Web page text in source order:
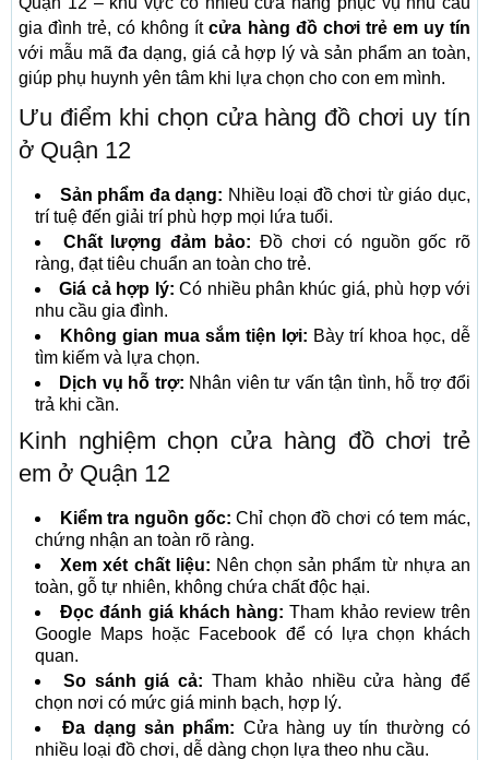
gia đình trẻ, có không ítcửa hàng đồ chơi trẻ em uy tín
với mẫu mã đa dạng, giá cả hợp lý và sản phẩm an toàn,
giúp phụ huynh yên tâm khi lựa chọn cho con em mình.
Ưu điểm khi chọn cửa hàng đồ chơi uy tín
ở Quận 12
Sản phẩm đa dạng: Nhiều loại đồ chơi từ giáo dục,
trí tuệ đến giải trí phù hợp mọi lứa tuổi.
Chất lượng đảm bảo: Đồ chơi có nguồn gốc rõ
ràng, đạt tiêu chuẩn an toàn cho trẻ.
Giá cả hợp lý: Có nhiều phân khúc giá, phù hợp với
nhu cầu gia đình.
Không gian mua sắm tiện lợi: Bày trí khoa học, dễ
tìm kiếm và lựa chọn.
Dịch vụ hỗ trợ: Nhân viên tư vấn tận tình, hỗ trợ đổi
trả khi cần.
Kinh nghiệm chọn cửa hàng đồ chơi trẻ
em ở Quận 12
Kiểm tra nguồn gốc: Chỉ chọn đồ chơi có tem mác,
chứng nhận an toàn rõ ràng.
Xem xét chất liệu: Nên chọn sản phẩm từ nhựa an
toàn, gỗ tự nhiên, không chứa chất độc hại.
Đọc đánh giá khách hàng: Tham khảo review trên
Google Maps hoặc Facebook để có lựa chọn khách
quan.
So sánh giá cả: Tham khảo nhiều cửa hàng để
chọn nơi có mức giá minh bạch, hợp lý.
Đa dạng sản phẩm: Cửa hàng uy tín thường có
nhiều loại đồ chơi, dễ dàng chọn lựa theo nhu cầu.